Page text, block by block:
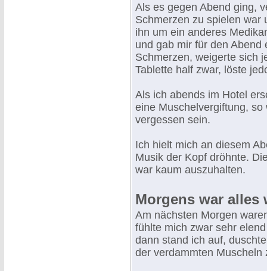
Als es gegen Abend ging,
Schmerzen zu spielen war
ihn um ein anderes
und gab mir für den Abend
Schmerzen, weigerte sich
Tablette half zwar, löste
Als ich abends im Hotel
eine Muschelvergiftung,
vergessen sein.
Ich hielt mich an diesem
Musik der Kopf dröhnte.
war kaum auszuhalten.
Morgens war alles
Am nächsten Morgen
fühlte mich zwar sehr
dann stand ich auf,
der verdammten Muscheln